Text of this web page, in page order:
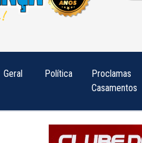
Geral Política
Proclamas
Casamentos